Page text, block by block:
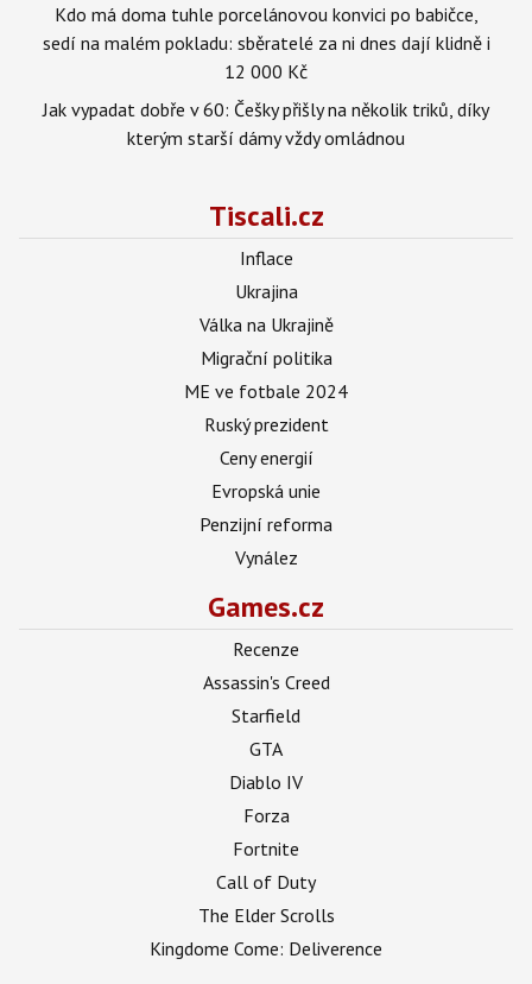
Kdo má doma tuhle porcelánovou konvici po babičce,
sedí na malém pokladu: sběratelé za ni dnes dají klidně i
12 000 Kč
Jak vypadat dobře v 60: Češky přišly na několik triků, díky
kterým starší dámy vždy omládnou
Tiscali.cz
Inflace
Ukrajina
Válka na Ukrajině
Migrační politika
ME ve fotbale 2024
Ruský prezident
Ceny energií
Evropská unie
Penzijní reforma
Vynález
Games.cz
Recenze
Assassin's Creed
Starfield
GTA
Diablo IV
Forza
Fortnite
Call of Duty
The Elder Scrolls
Kingdome Come: Deliverence